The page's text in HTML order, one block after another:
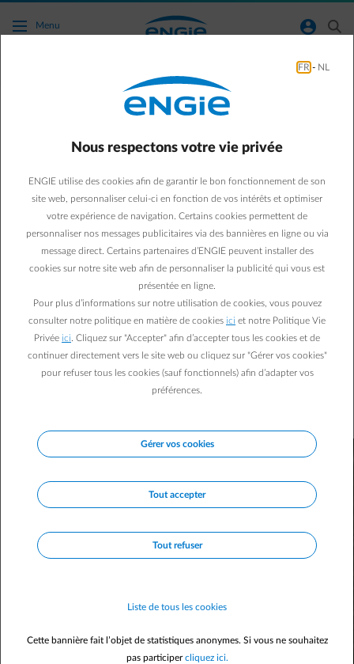
Accéder au contenu principal
Menu normal-account-circle search
Conseils énergie
4 conseils pour
économiser sous la
douche
La douche consomme moins d’eau que le bain. Oui, mais à
condition de ne pas y rester 10 minutes, comme vos ados
ou votre partenaire ! Adoptez ces 4 astuces pour réduire la
facture d’eau et d'énergie, tout en gardant une hygiène
FR - NL
Nous respectons votre vie privée
ENGIE utilise des cookies afin de garantir le bon fonctionnement de son
site web, personnaliser celui-ci en fonction de vos intérêts et optimiser
votre expérience de navigation. Certains cookies permettent de
personnaliser nos messages publicitaires via des bannières en ligne ou via
message direct. Certains partenaires d’ENGIE peuvent installer des
cookies sur notre site web afin de personnaliser la publicité qui vous est
présentée en ligne.
Pour plus d’informations sur notre utilisation de cookies, vous pouvez
consulter notre politique en matière de cookies ici et notre Politique Vie
Privée ici . Cliquez sur "Accepter" afin d’accepter tous les cookies et de
continuer directement vers le site web ou cliquez sur "Gérer vos cookies"
pour refuser tous les cookies (sauf fonctionnels) afin d’adapter vos
préférences.
Gérer vos cookies
Tout accepter
Tout refuser
Liste de tous les cookies
Cette bannière fait l’objet de statistiques anonymes. Si vous ne souhaitez
pas participercliquez ici.